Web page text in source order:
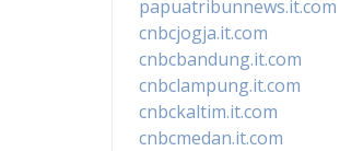
papuatribunnews.it.com
cnbcjogja.it.com
cnbcbandung.it.com
cnbclampung.it.com
cnbckaltim.it.com
cnbcmedan.it.com